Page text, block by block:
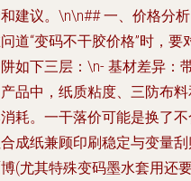
建议。\n\n## 一、价格分
道“变码不干胶价格”时，
如下三层：\n- 基材差异 ：
品中，纸质粘度、三防布
耗。一干落价可能是换了
成纸兼顾印刷稳定与变量
(尤其特殊变码墨水套用还